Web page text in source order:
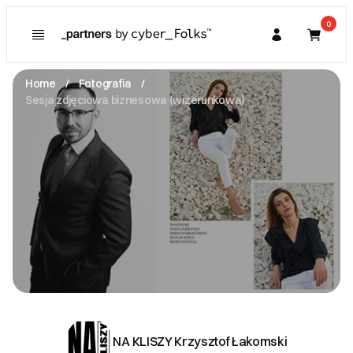
Kupujący
Partner
0
Home
Fotografia
Sesja zdjęciowa biznesowa (wizerunkowa)
NA KLISZY Krzysztof Łakomski
Poznaj
Prawa konsumenta
O Partnerze
I. Dane Sprzedającego
NA KLISZY Krzysztof Łakomski
T. Kościuszki 63 -
32-100 Proszowice
NIP: 6821064955
info@nakliszy.pl
Zobacz email
II. Anulacje zamówień i zwroty
rozpoczęciem realizacji.